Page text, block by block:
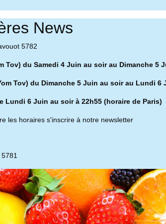
News
5782
Tov) du Samedi 4 Juin au soir au Dimanche 5
Tov) du Dimanche 5 Juin au soir au Lundi 6
Lundi 6 Juin au soir à 22h55 (horaire de Paris)
les horaires s'inscrire à notre newsletter